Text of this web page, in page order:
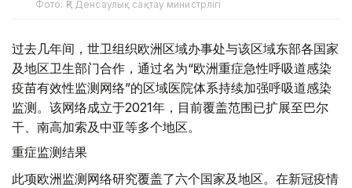
Фото: ҚР Денсаулық сақтау министрлігі
过去几年间，世卫组织欧洲区域办事处与该区域东部各国家
及地区卫生部门合作，通过名为“欧洲重症急性呼吸道感染
疫苗有效性监测网络”的区域医院体系持续加强呼吸道感染
监测。该网络成立于2021年，目前覆盖范围已扩展至巴尔
干、南高加索及中亚等多个地区。
重症监测结果
此项欧洲监测网络研究覆盖了六个国家及地区。在新冠疫情